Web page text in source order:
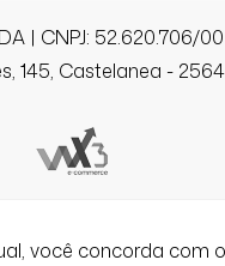
| CNPJ: 52.620.706/
145, Castelanea -
você concorda com